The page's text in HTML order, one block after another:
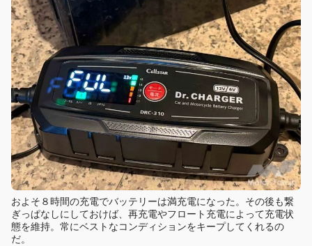
およそ８時間の充電でバッテリーは満充電になった。その後も繋
ぎっぱなしにしておけば、再充電やフロート充電によって充電状
態を維持。常にベストなコンディションをキープしてくれるの
だ。